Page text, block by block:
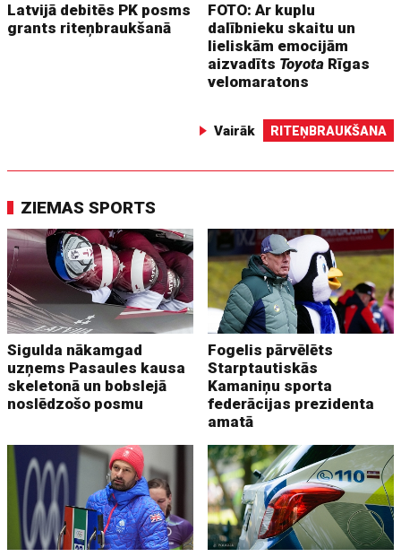
Latvijā debitēs PK posms
grants riteņbraukšanā
FOTO: Ar kuplu
dalībnieku skaitu un
lieliskām emocijām
aizvadīts Toyota Rīgas
velomaratons
Vairāk RITEŅBRAUKŠANA
ZIEMAS SPORTS
Sigulda nākamgad
uzņems Pasaules kausa
skeletonā un bobslejā
noslēdzošo posmu
Fogelis pārvēlēts
Starptautiskās
Kamaniņu sporta
federācijas prezidenta
amatā